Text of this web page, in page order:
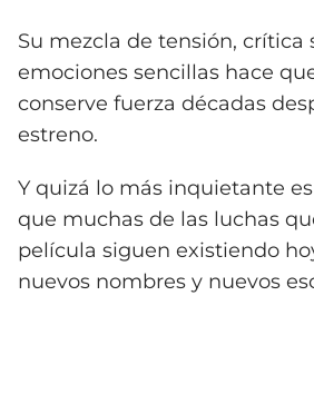
Su mezcla de tensión, crítica
emociones sencillas hace
conserve fuerza décadas
estreno.
Y quizá lo más inquietante
que muchas de las luchas
película siguen existiendo
nuevos nombres y nuevos